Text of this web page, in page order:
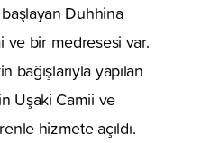
Duhhina
ve bir medresesi var.
bağışlarıyla yapılan
Uşaki Camii ve
hizmete açıldı.